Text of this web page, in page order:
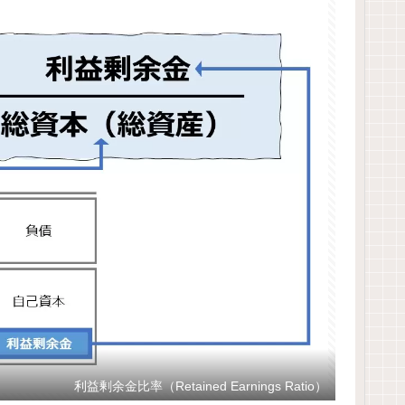
利益剰余金比率（Retained Earnings Ratio）